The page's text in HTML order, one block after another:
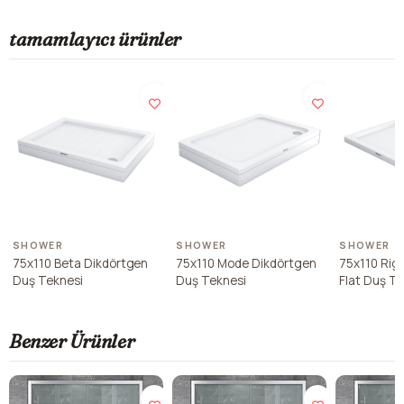
tamamlayıcı ürünler
SHOWER
75x110 Beta Dikdörtgen
Duş Teknesi
SHOWER
75x110 Mode Dikdörtgen
Duş Teknesi
SHOWER
75x110
Flat Duş
Benzer Ürünler